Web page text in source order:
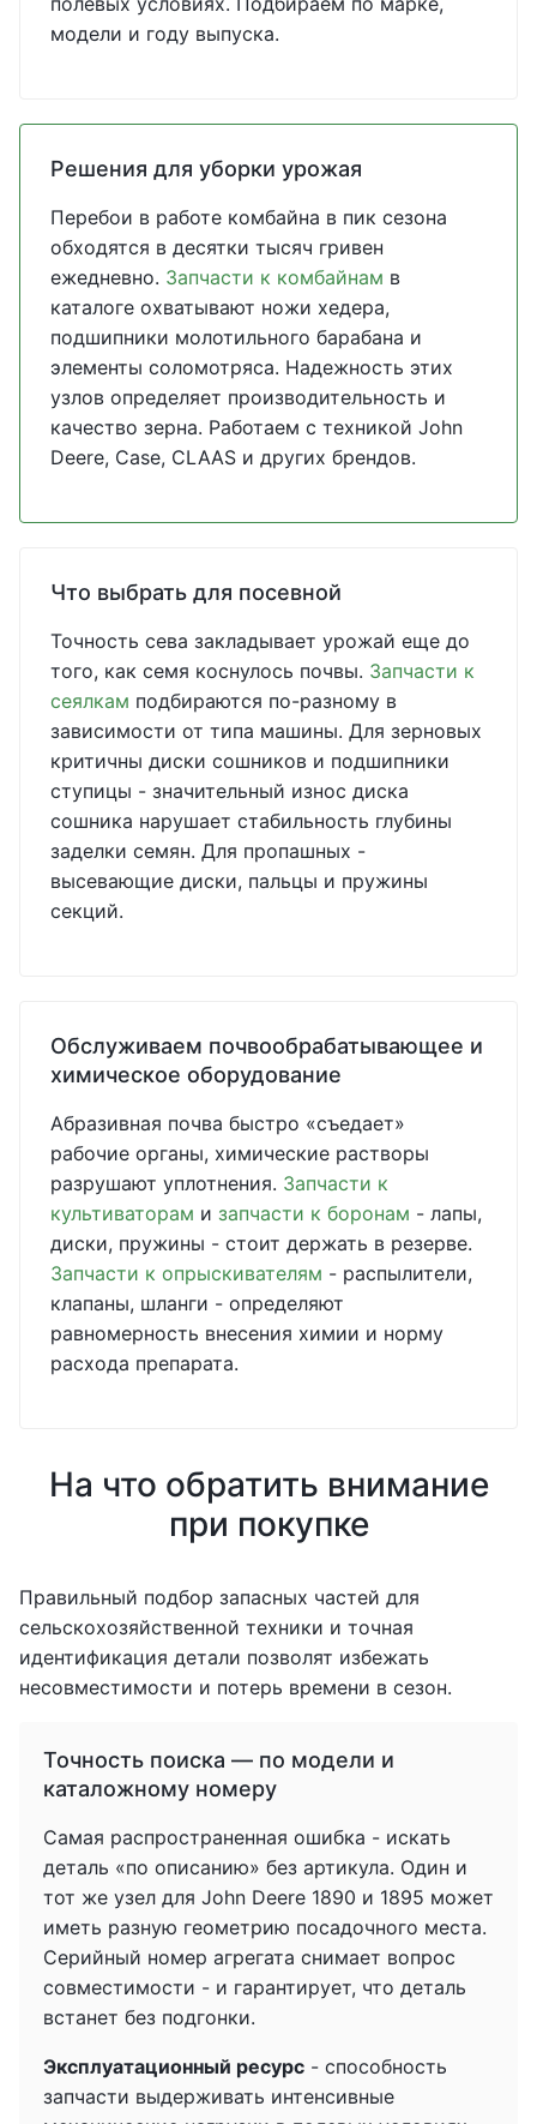
модели и году выпуска.
Решения для уборки урожая
Перебои в работе комбайна в пик сезона
обходятся в десятки тысяч гривен
ежедневно. Запчасти к комбайнам в
каталоге охватывают ножи хедера,
подшипники молотильного барабана и
элементы соломотряса. Надежность этих
узлов определяет производительность и
качество зерна. Работаем с техникой John
Deere, Case, CLAAS и других брендов.
Что выбрать для посевной
Точность сева закладывает урожай еще до
того, как семя коснулось почвы. Запчасти к
сеялкам подбираются по-разному в
зависимости от типа машины. Для зерновых
критичны диски сошников и подшипники
ступицы - значительный износ диска
сошника нарушает стабильность глубины
заделки семян. Для пропашных -
высевающие диски, пальцы и пружины
секций.
Обслуживаем почвообрабатывающее и
химическое оборудование
Абразивная почва быстро «съедает»
рабочие органы, химические растворы
разрушают уплотнения. Запчасти к
культиваторам и запчасти к боронам - лапы,
диски, пружины - стоит держать в резерве.
Запчасти к опрыскивателям - распылители,
клапаны, шланги - определяют
равномерность внесения химии и норму
расхода препарата.
На что обратить внимание
при покупке
Правильный подбор запасных частей для
сельскохозяйственной техники и точная
идентификация детали позволят избежать
несовместимости и потерь времени в сезон.
Точность поиска — по модели и
каталожному номеру
Самая распространенная ошибка - искать
деталь «по описанию» без артикула. Один и
тот же узел для John Deere 1890 и 1895 может
иметь разную геометрию посадочного места.
Серийный номер агрегата снимает вопрос
совместимости - и гарантирует, что деталь
встанет без подгонки.
Эксплуатационный ресурс - способность
запчасти выдерживать интенсивные